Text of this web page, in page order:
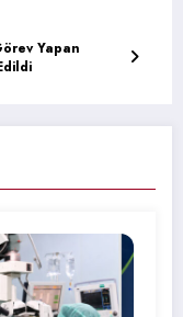
Yapan